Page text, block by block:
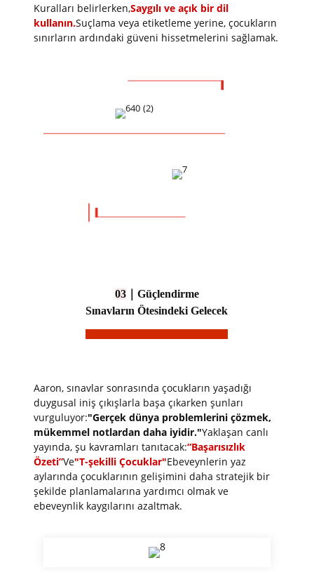
Kuralları belirlerken,Saygılı ve açık bir dil
kullanın.Suçlama veya etiketleme yerine, çocukların
sınırların ardındaki güveni hissetmelerini sağlamak.
03｜ Güçlendirme
Sınavların Ötesindeki Gelecek
Aaron, sınavlar sonrasında çocukların yaşadığı
duygusal iniş çıkışlarla başa çıkarken şunları
vurguluyor:"Gerçek dünya problemlerini çözmek,
mükemmel notlardan daha iyidir."Yaklaşan canlı
yayında, şu kavramları tanıtacak:“Başarısızlık
Özeti”Ve"T-şekilli Çocuklar"Ebeveynlerin yaz
aylarında çocuklarının gelişimini daha stratejik bir
şekilde planlamalarına yardımcı olmak ve
ebeveynlik kaygılarını azaltmak.